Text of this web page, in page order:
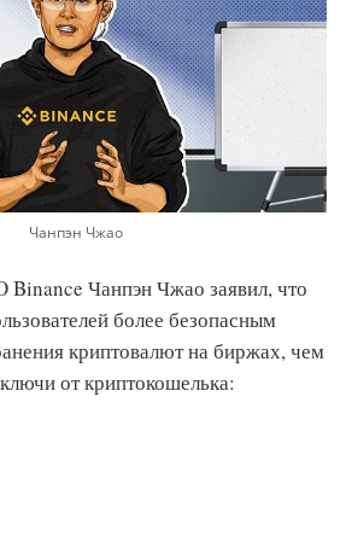
Чанпэн Чжао
Binance Чанпэн Чжао заявил, что
более безопасным
криптовалют на биржах, чем
от криптокошелька: